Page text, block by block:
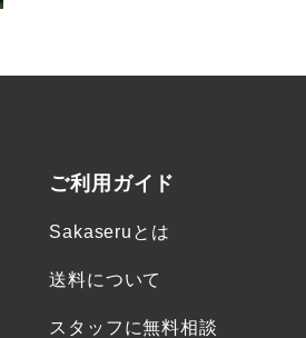
ご利用ガイド
Sakaseruとは
送料について
スタッフに無料相談